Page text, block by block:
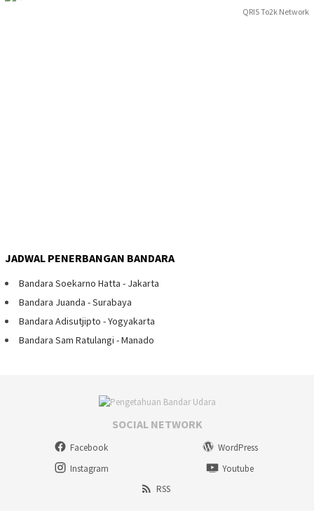
QRIS To2k Network
JADWAL PENERBANGAN BANDARA
Bandara Soekarno Hatta - Jakarta
Bandara Juanda - Surabaya
Bandara Adisutjipto - Yogyakarta
Bandara Sam Ratulangi - Manado
SOCIAL NETWORK
Facebook
WordPress
Instagram
Youtube
RSS